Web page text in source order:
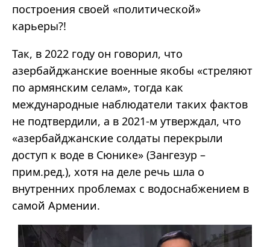
построения своей «политической»
карьеры?!
Так, в 2022 году он говорил, что
азербайджанские военные якобы «стреляют
по армянским селам», тогда как
международные наблюдатели таких фактов
не подтвердили, а в 2021-м утверждал, что
«азербайджанские солдаты перекрыли
доступ к воде в Сюнике» (Зангезур –
прим.ред.), хотя на деле речь шла о
внутренних проблемах с водоснабжением в
самой Армении.